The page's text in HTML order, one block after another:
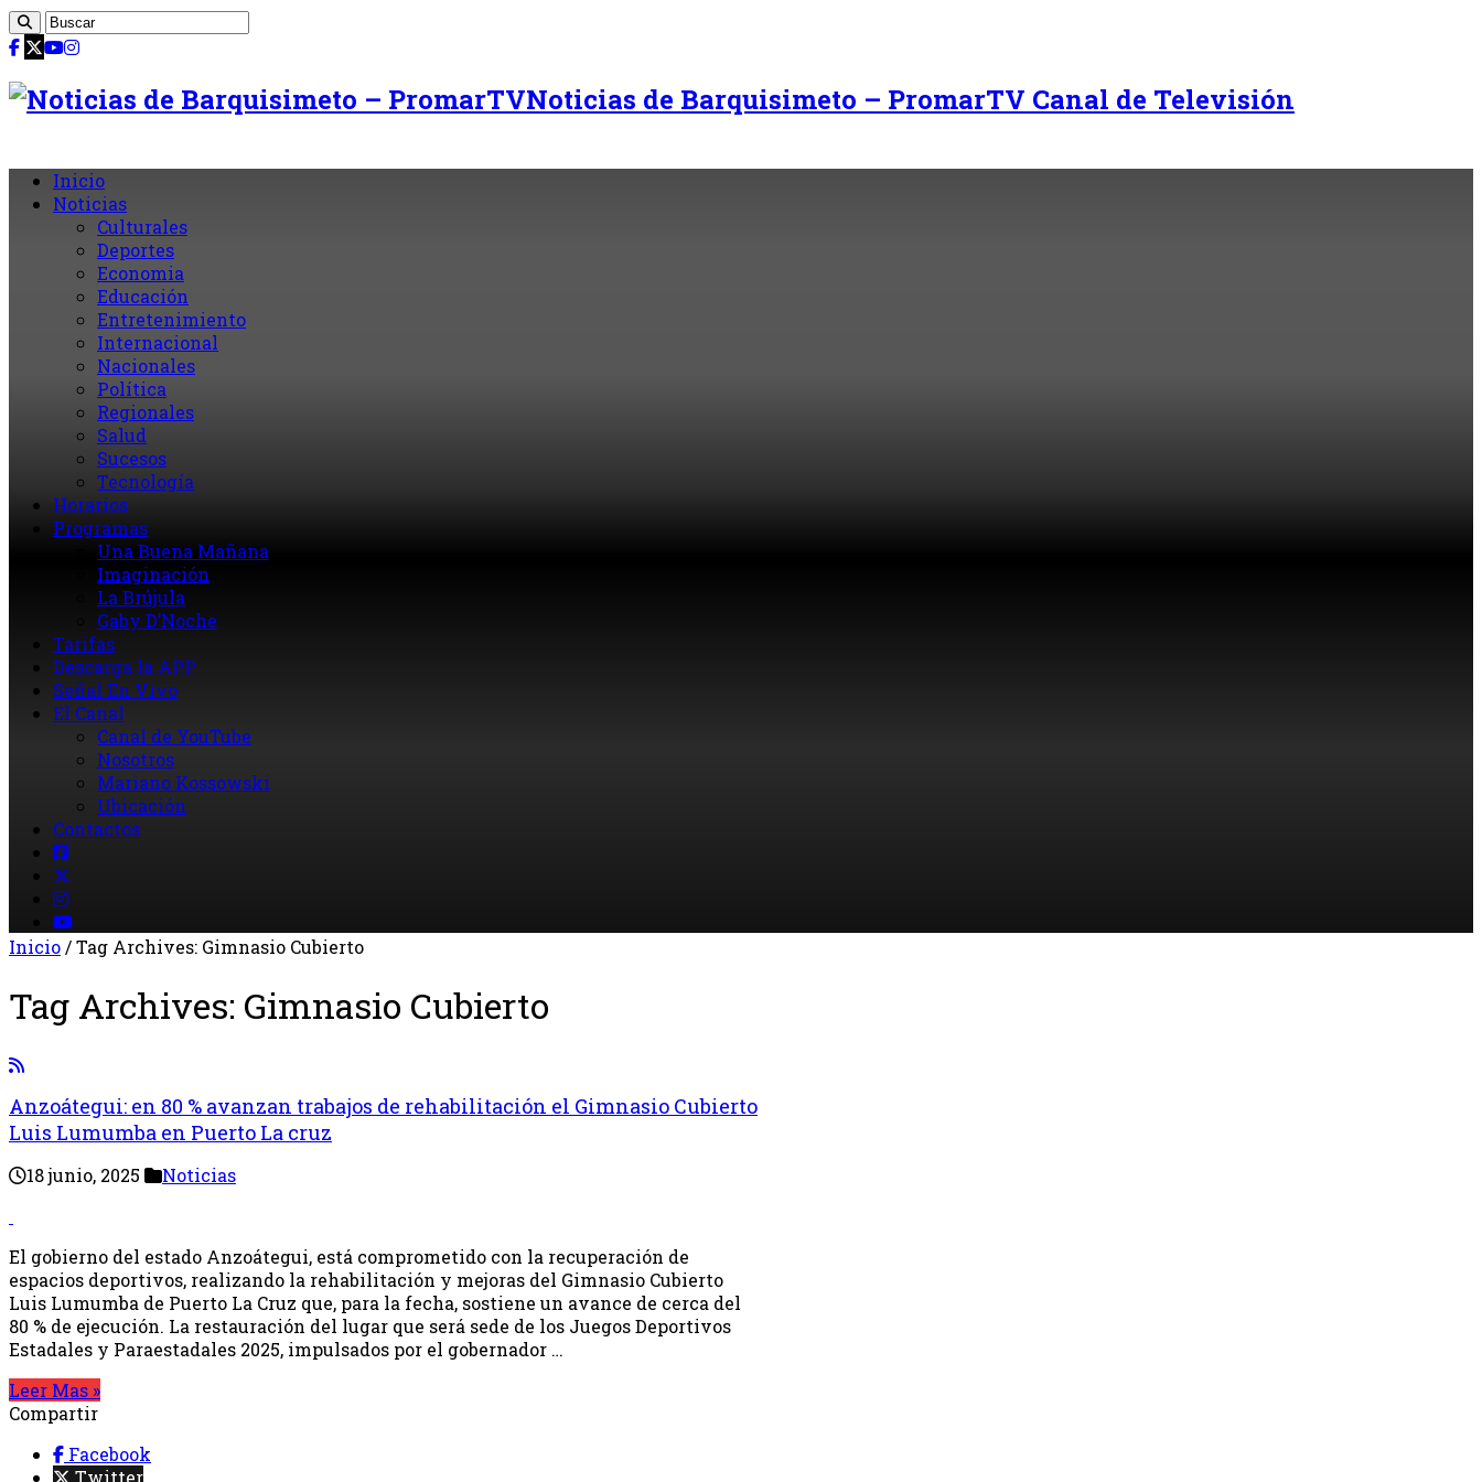
Noticias de Barquisimeto – PromarTV Canal de Televisión
Inicio
Noticias
Culturales
Deportes
Economia
Educación
Entretenimiento
Internacional
Nacionales
Política
Regionales
Salud
Sucesos
Tecnología
Horarios
Programas
Una Buena Mañana
Imaginación
La Brújula
Gaby D’Noche
Tarifas
Descarga la APP
Señal En Vivo
El Canal
Canal de YouTube
Nosotros
Mariano Kossowski
Ubicación
Contactos
Inicio/Tag Archives: Gimnasio Cubierto
Tag Archives: Gimnasio Cubierto
Anzoátegui: en 80 % avanzan trabajos de rehabilitación el Gimnasio Cubierto
Luis Lumumba en Puerto La cruz
18 junio, 2025 Noticias
El gobierno del estado Anzoátegui, está comprometido con la recuperación de
espacios deportivos, realizando la rehabilitación y mejoras del Gimnasio Cubierto
Luis Lumumba de Puerto La Cruz que, para la fecha, sostiene un avance de cerca del
80 % de ejecución. La restauración del lugar que será sede de los Juegos Deportivos
Estadales y Paraestadales 2025, impulsados por el gobernador …
Leer Mas »
Compartir
Facebook
Twitter